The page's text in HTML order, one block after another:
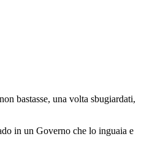
bastasse, una volta sbugiardati,
in un Governo che lo inguaia e